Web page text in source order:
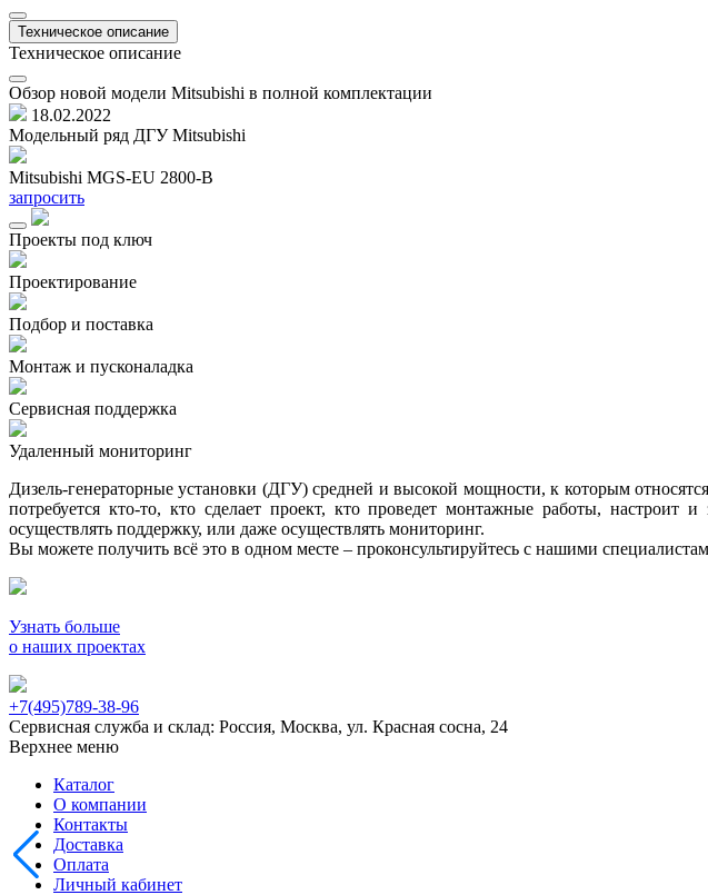
Техническое описание
Техническое описание
Обзор новой модели Mitsubishi в полной комплектации
18.02.2022
Модельный ряд ДГУ Mitsubishi
Mitsubishi MGS-EU 2800-B
запросить
Проекты под ключ
Проектирование
Подбор и поставка
Монтаж и пусконаладка
Сервисная поддержка
Удаленный мониторинг
Дизель-генераторные установки (ДГУ) средней и высокой мощности, к которым
потребуется кто-то, кто сделает проект, кто проведет монтажные работы,
осуществлять поддержку, или даже осуществлять мониторинг.
Вы можете получить всё это в одном месте – проконсультируйтесь с нашими
Узнать больше
о наших проектах
+7(495)789-38-96
Сервисная служба и склад: Россия, Москва, ул. Красная сосна, 24
Верхнее меню
Каталог
О компании
Контакты
Доставка
Оплата
Личный кабинет